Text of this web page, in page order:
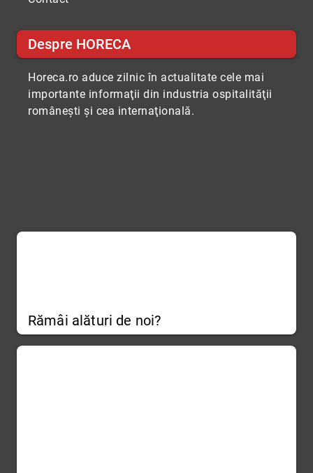
Despre HORECA
Horeca.ro aduce zilnic în actualitate cele mai
importante informaţii din industria ospitalităţii
româneşti şi cea internaţională.
Rămâi alături de noi?